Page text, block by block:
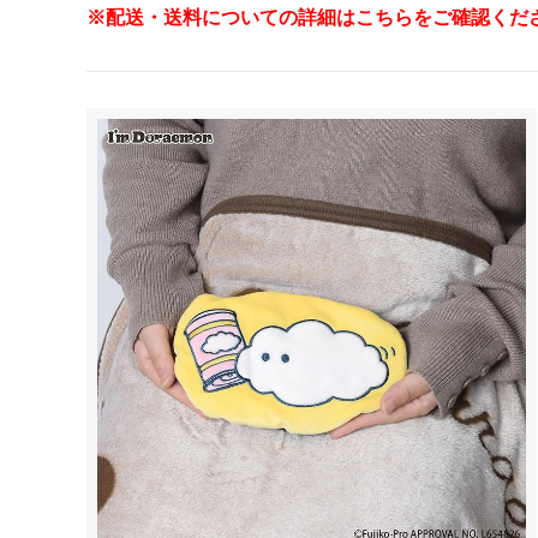
※配送・送料についての詳細はこちらをご確認く